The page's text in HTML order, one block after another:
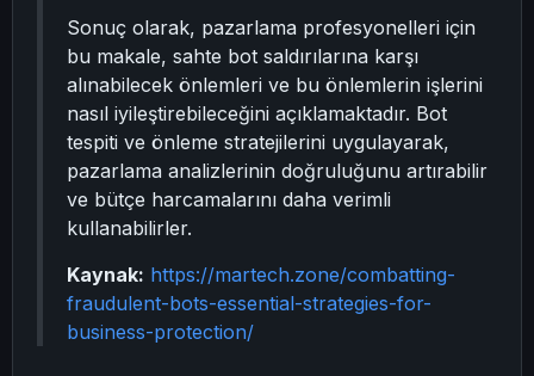
Sonuç olarak, pazarlama profesyonelleri için
bu makale, sahte bot saldırılarına karşı
alınabilecek önlemleri ve bu önlemlerin işlerini
nasıl iyileştirebileceğini açıklamaktadır. Bot
tespiti ve önleme stratejilerini uygulayarak,
pazarlama analizlerinin doğruluğunu artırabilir
ve bütçe harcamalarını daha verimli
kullanabilirler.
Kaynak: https://martech.zone/combatting-
fraudulent-bots-essential-strategies-for-
business-protection/